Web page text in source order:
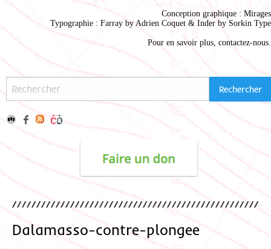
Conception graphique : Mirages
Typographie : Farray by Adrien Coquet & Inder by Sorkin Type
Pour en savoir plus, contactez-nous.
Dalamasso-contre-plongee